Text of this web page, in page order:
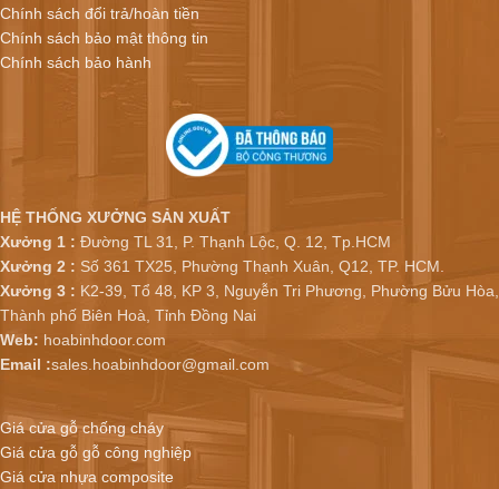
Chính sách đổi trả/hoàn tiền
Chính sách bảo mật thông tin
Chính sách bảo hành
HỆ THỐNG XƯỞNG SẢN XUẤT
Xưởng 1 : Đường TL 31, P. Thạnh Lộc, Q. 12, Tp.HCM
Xưởng 2 : Số 361 TX25, Phường Thạnh Xuân, Q12, TP. HCM.
Xưởng 3 : K2-39, Tổ 48, KP 3, Nguyễn Tri Phương, Phường Bửu Hòa,
Thành phố Biên Hoà, Tỉnh Đồng Nai
Web: hoabinhdoor.com
Email :sales.hoabinhdoor@gmail.com
Giá cửa gỗ chống cháy
Giá cửa gỗ gỗ công nghiệp
Giá cửa nhựa composite